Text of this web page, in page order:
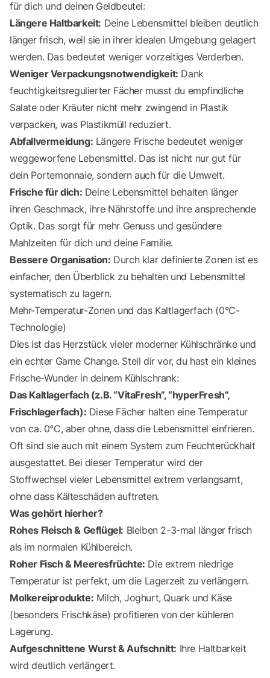
für dich und deinen Geldbeutel:
Längere Haltbarkeit: Deine Lebensmittel bleiben deutlich
länger frisch, weil sie in ihrer idealen Umgebung gelagert
werden. Das bedeutet weniger vorzeitiges Verderben.
Weniger Verpackungsnotwendigkeit: Dank
feuchtigkeitsregulierter Fächer musst du empfindliche
Salate oder Kräuter nicht mehr zwingend in Plastik
verpacken, was Plastikmüll reduziert.
Abfallvermeidung: Längere Frische bedeutet weniger
weggeworfene Lebensmittel. Das ist nicht nur gut für
dein Portemonnaie, sondern auch für die Umwelt.
Frische für dich: Deine Lebensmittel behalten länger
ihren Geschmack, ihre Nährstoffe und ihre ansprechende
Optik. Das sorgt für mehr Genuss und gesündere
Mahlzeiten für dich und deine Familie.
Bessere Organisation: Durch klar definierte Zonen ist es
einfacher, den Überblick zu behalten und Lebensmittel
systematisch zu lagern.
Mehr-Temperatur-Zonen und das Kaltlagerfach (0°C-
Technologie)
Dies ist das Herzstück vieler moderner Kühlschränke und
ein echter Game Change. Stell dir vor, du hast ein kleines
Frische-Wunder in deinem Kühlschrank:
Das Kaltlagerfach (z.B. “VitaFresh”, “hyperFresh”,
Frischlagerfach): Diese Fächer halten eine Temperatur
von ca. 0°C, aber ohne, dass die Lebensmittel einfrieren.
Oft sind sie auch mit einem System zum Feuchterückhalt
ausgestattet. Bei dieser Temperatur wird der
Stoffwechsel vieler Lebensmittel extrem verlangsamt,
ohne dass Kälteschäden auftreten.
Was gehört hierher?
Rohes Fleisch & Geflügel: Bleiben 2-3-mal länger frisch
als im normalen Kühlbereich.
Roher Fisch & Meeresfrüchte: Die extrem niedrige
Temperatur ist perfekt, um die Lagerzeit zu verlängern.
Molkereiprodukte: Milch, Joghurt, Quark und Käse
(besonders Frischkäse) profitieren von der kühleren
Lagerung.
Aufgeschnittene Wurst & Aufschnitt: Ihre Haltbarkeit
wird deutlich verlängert.